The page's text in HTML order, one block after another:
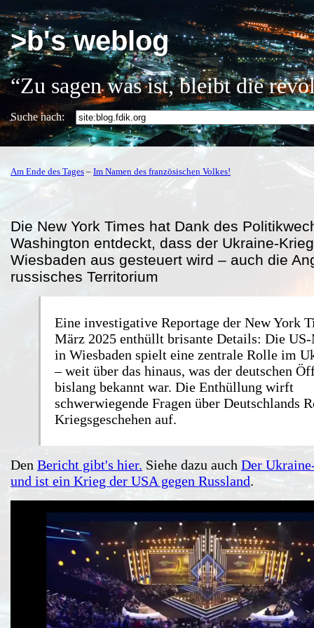
>b's weblog
“Zu sagen was ist, bleibt die
Suche nach:
Am Ende des Tages– Im Namen des französischen Volkes!
Die New York Times hat Dank des
Washington entdeckt, dass der Ukraine-
Wiesbaden aus gesteuert wird – auch die
russisches Territorium
Eine investigative Reportage der New York
März 2025 enthüllt brisante Details: Die
in Wiesbaden spielt eine zentrale Rolle im
– weit über das hinaus, was der deutschen
bislang bekannt war. Die Enthüllung wirft
schwerwiegende Fragen über Deutschlands
Kriegsgeschehen auf.
Den Bericht gibt's hier. Siehe dazu auch Der
und ist ein Krieg der USA gegen Russland.